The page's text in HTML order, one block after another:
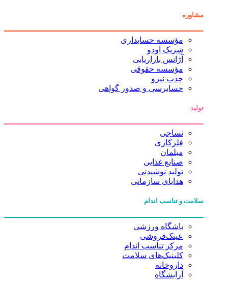
مشاوره
مؤسسه حسابداری
شریک اودو
آژانس بازاریابی
مؤسسه حقوقی
جذب نیرو
حسابرسی و صدور گواهی
تولید
نساجی
فلزکاری
مبلمان
صنایع غذایی
تولید نوشیدنی
هدایای سازمانی
سلامت و تناسب اندام
باشگاه ورزشی
عینک‌فروشی
مرکز تناسب اندام
کلینیک‌های سلامت
داروخانه
آرایشگاه